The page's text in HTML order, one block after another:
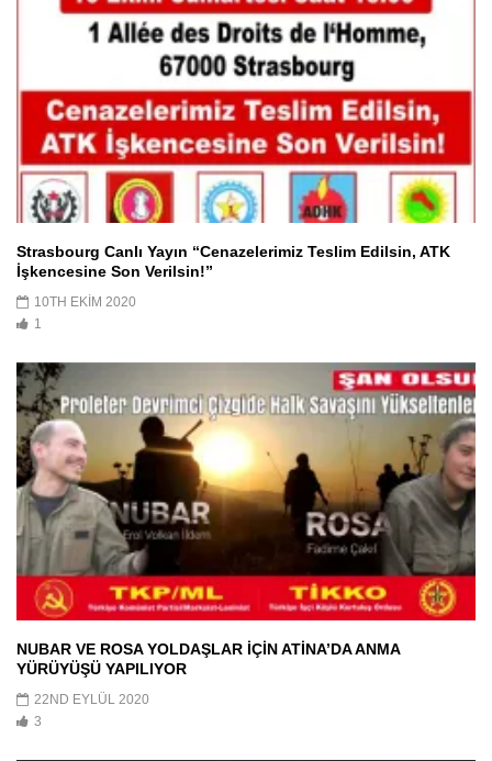
Strasbourg Canlı Yayın “Cenazelerimiz Teslim Edilsin, ATK
İşkencesine Son Verilsin!”
10TH EKIM 2020
1
NUBAR VE ROSA YOLDAŞLAR İÇİN ATİNA’DA ANMA
YÜRÜYÜŞÜ YAPILIYOR
22ND EYLÜL 2020
3